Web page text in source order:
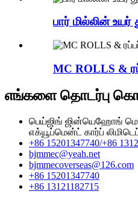
பார் மில்லின் உயர்
MC ROLLS &
எங்களை தொடர்பு
பெய்ஜிங் ஜின்யெஹோங்
எக்யூப்மென்ட் கார்ப்
+86 15201347740/+86
bjmmec@yeah.net
bjmmecoverseas@126.com
+86 15201347740
+86 13121182715